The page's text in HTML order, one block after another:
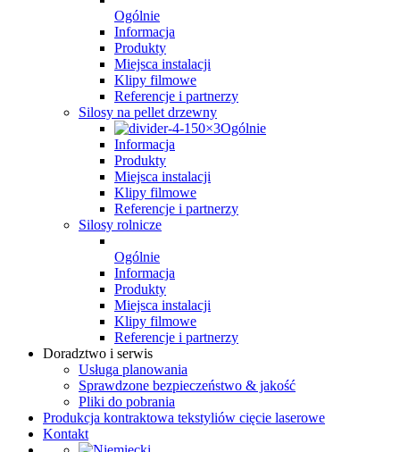
Ogólnie
Informacja
Produkty
Miejsca instalacji
Klipy filmowe
Referencje i partnerzy
Silosy na pellet drzewny
Ogólnie
Informacja
Produkty
Miejsca instalacji
Klipy filmowe
Referencje i partnerzy
Silosy rolnicze
Ogólnie
Informacja
Produkty
Miejsca instalacji
Klipy filmowe
Referencje i partnerzy
Doradztwo i serwis
Usługa planowania
Sprawdzone bezpieczeństwo & jakość
Pliki do pobrania
Produkcja kontraktowa tekstyliów cięcie laserowe
Kontakt